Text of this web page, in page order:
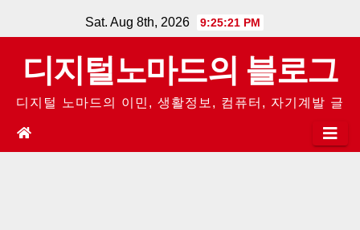
to
content
Sat. Aug 8th, 2026 9:25:21 PM
디지털노마드의 블로그
디지털 노마드의 이민, 생활정보, 컴퓨터, 자기계발 글